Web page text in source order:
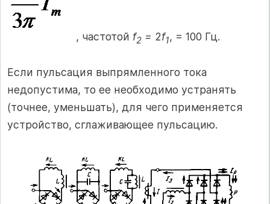
, частотой f2 = 2f1, = 100 Гц.
Если пульсация выпрямленного тока
недопустима, то ее необходимо устранять
(точнее, уменьшать), для чего применяется
устройство, сглаживающее пульсацию.